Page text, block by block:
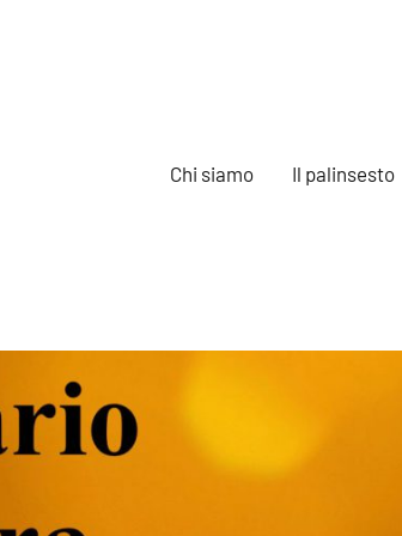
Chi siamo Il palinsesto